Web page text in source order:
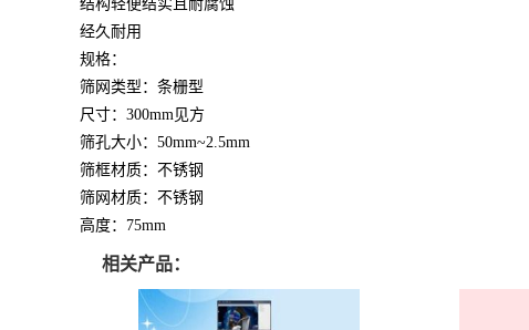
结构轻便结实且耐腐蚀
经久耐用
规格：
筛网类型：条栅型
尺寸：300mm见方
筛孔大小：50mm~2.5mm
筛框材质：不锈钢
筛网材质：不锈钢
高度：75mm
相关产品：